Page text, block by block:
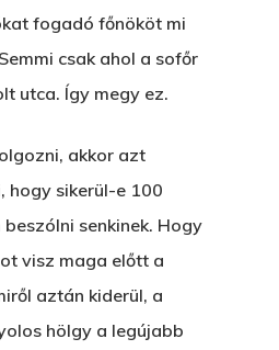
fogadó főnököt mi
csak ahol a sofőr
utca. Így megy ez.
akkor azt
hogy sikerül-e 100
senkinek. Hogy
visz maga előtt a
aztán kiderül, a
hölgy a legújabb